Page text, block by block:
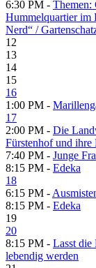
6:30 PM - Themen:
Hummelquartier im
Nerd“ /​
12
13
14
15
16
1:00 PM -
17
2:00 PM - Die
Fürstenhof und ihre
7:40 PM - Junge
8:15 PM - Edeka
18
6:15 PM -
8:15 PM - Edeka
19
20
8:15 PM - Lasst die
lebendig werden